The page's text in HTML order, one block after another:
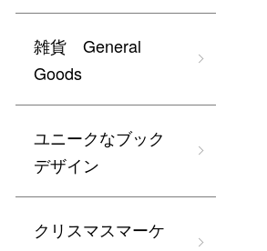
雑貨 General
Goods
ユニークなブック
デザイン
クリスマスマーケ